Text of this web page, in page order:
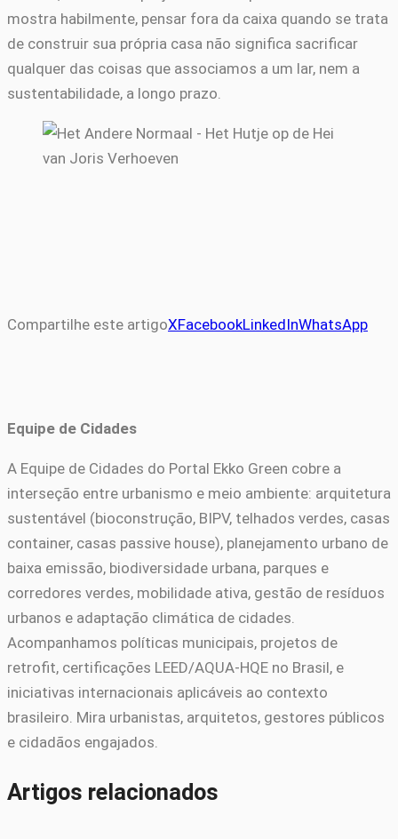
mostra habilmente, pensar fora da caixa quando se trata
de construir sua própria casa não significa sacrificar
qualquer das coisas que associamos a um lar, nem a
sustentabilidade, a longo prazo.
Compartilhe este artigoXFacebookLinkedInWhatsApp
Equipe de Cidades
A Equipe de Cidades do Portal Ekko Green cobre a
interseção entre urbanismo e meio ambiente: arquitetura
sustentável (bioconstrução, BIPV, telhados verdes, casas
container, casas passive house), planejamento urbano de
baixa emissão, biodiversidade urbana, parques e
corredores verdes, mobilidade ativa, gestão de resíduos
urbanos e adaptação climática de cidades.
Acompanhamos políticas municipais, projetos de
retrofit, certificações LEED/AQUA-HQE no Brasil, e
iniciativas internacionais aplicáveis ao contexto
brasileiro. Mira urbanistas, arquitetos, gestores públicos
e cidadãos engajados.
Artigos relacionados